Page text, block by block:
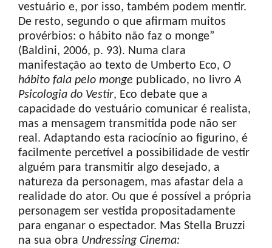
vestuário e, por isso, também podem mentir.
De resto, segundo o que afirmam muitos
provérbios: o hábito não faz o monge”
(Baldini, 2006, p. 93). Numa clara
manifestação ao texto de Umberto Eco, O
hábito fala pelo monge publicado, no livroA
Psicologia do Vestir, Eco debate que a
capacidade do vestuário comunicar é realista,
mas a mensagem transmitida pode não ser
real. Adaptando esta raciocínio ao figurino, é
facilmente percetível a possibilidade de vestir
alguém para transmitir algo desejado, a
natureza da personagem, mas afastar dela a
realidade do ator. Ou que é possível a própria
personagem ser vestida propositadamente
para enganar o espectador. Mas Stella Bruzzi
na sua obra Undressing Cinema: